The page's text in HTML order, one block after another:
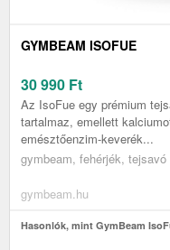
GYMBEAM ISOFUE
30 990 Ft
Az IsoFue egy prémium
tartalmaz, emellett
emésztőenzim-keverék...
gymbeam, fehérjék,
gymbeam.hu
Hasonlók, mint GymBeam